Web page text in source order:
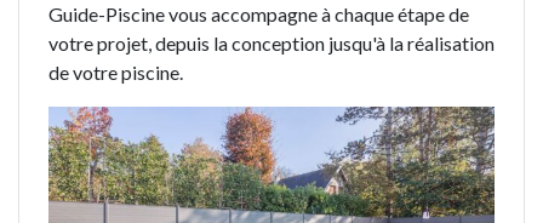
Guide-Piscine vous accompagne à chaque étape de
votre projet, depuis la conception jusqu'à la réalisation
de votre piscine.